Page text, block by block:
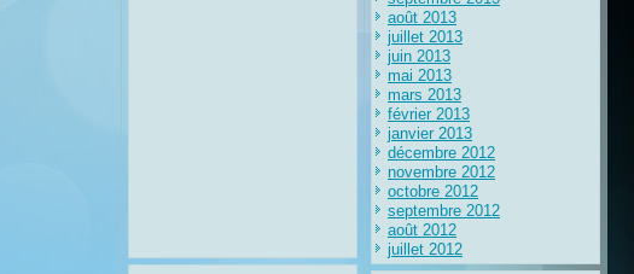
août 2013
juillet 2013
juin 2013
mai 2013
mars 2013
février 2013
janvier 2013
décembre 2012
novembre 2012
octobre 2012
septembre 2012
août 2012
juillet 2012